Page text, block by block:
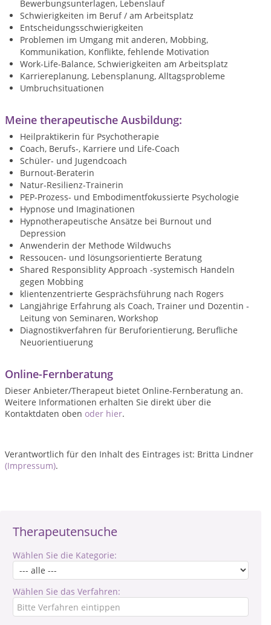
Therapeutensuche
Wählen Sie die Kategorie:
Wählen Sie das Verfahren:
Bewerbungsunterlagen, Lebenslauf
Schwierigkeiten im Beruf / am Arbeitsplatz
Entscheidungsschwierigkeiten
Problemen im Umgang mit anderen, Mobbing,
Kommunikation, Konflikte, fehlende Motivation
Work-Life-Balance, Schwierigkeiten am Arbeitsplatz
Karriereplanung, Lebensplanung, Alltagsprobleme
Umbruchsituationen
Meine therapeutische Ausbildung:
Heilpraktikerin für Psychotherapie
Coach, Berufs-, Karriere und Life-Coach
Schüler- und Jugendcoach
Burnout-Beraterin
Natur-Resilienz-Trainerin
PEP-Prozess- und Embodimentfokussierte Psychologie
Hypnose und Imaginationen
Hypnotherapeutische Ansätze bei Burnout und
Depression
Anwenderin der Methode Wildwuchs
Ressoucen- und lösungsorientierte Beratung
Shared Responsiblity Approach -systemisch Handeln
gegen Mobbing
klientenzentrierte Gesprächsführung nach Rogers
Langjährige Erfahrung als Coach, Trainer und Dozentin -
Leitung von Seminaren, Workshop
Diagnostikverfahren für Beruforientierung, Berufliche
Neuorientiuerung
Online-Fernberatung
Dieser Anbieter/Therapeut bietet Online-Fernberatung an.
Weitere Informationen erhalten Sie direkt über die
Kontaktdaten oben oder hier.
Verantwortlich für den Inhalt des Eintrages ist: Britta Lindner
(Impressum).